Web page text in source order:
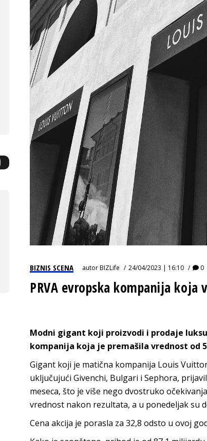
BIZNIS SCENA autorBIZLife 24/04/2023 | 16:10 0
PRVA evropska kompanija
Modni gigant koji proizvodi i prodaje
kompanija koja je premašila vrednost od
Gigant koji je matična kompanija Louis
uključujući Givenchi, Bulgari i Sephora,
meseca, što je više nego dvostruko
vrednost nakon rezultata, a u ponedeljak su
Cena akcija je porasla za 32,8 odsto u ovoj